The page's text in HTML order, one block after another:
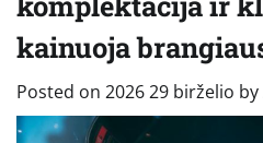
kainuoja
Posted on 2026 29 birželio by